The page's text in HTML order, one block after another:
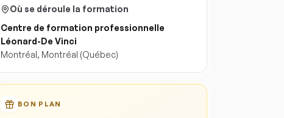
Où se déroule la formation
Centre de formation professionnelle
Léonard-De Vinci
Montréal, Montréal (Québec)
BON PLAN